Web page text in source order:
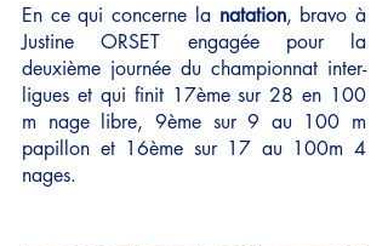
En ce qui concerne la natation, bravo à
Justine ORSET engagée pour la
deuxième journée du championnat inter-
ligues et qui finit 17ème sur 28 en 100
m nage libre, 9ème sur 9 au 100 m
papillon et 16ème sur 17 au 100m 4
nages.